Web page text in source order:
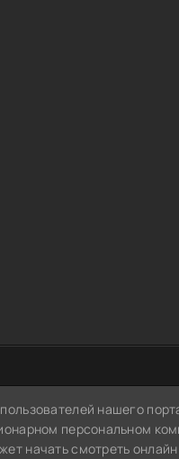
нашего
персональном
начать смотреть